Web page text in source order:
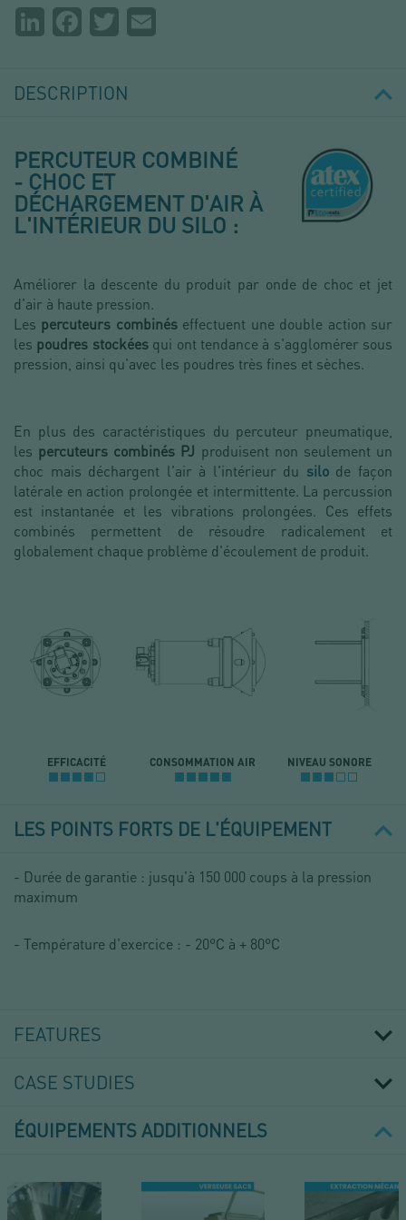
PartagerLinkedInFacebookTwitter
DESCRIPTION
PERCUTEUR COMBINÉ
- CHOC ET
DÉCHARGEMENT D'AIR À
L'INTÉRIEUR DU SILO :
Améliorer la descente du produit par onde de choc et jet
d'air à haute pression.
Les percuteurs combinéseffectuent une double action sur
les poudres stockéesqui ont tendance à s'agglomérer sous
pression, ainsi qu'avec les poudres très fines et sèches.
En plus des caractéristiques du percuteur pneumatique,
les percuteurs combinés PJ produisent non seulement un
choc mais déchargent l'air à l'intérieur du silo de façon
latérale en action prolongée et intermittente. La percussion
est instantanée et les vibrations prolongées. Ces effets
combinés permettent de résoudre radicalement et
globalement chaque problème d'écoulement de produit.
EFFICACITÉ CONSOMMATION AIR NIVEAU SONORE
LES POINTS FORTS DE L'ÉQUIPEMENT
- Durée de garantie : jusqu'à 150 000 coups à la pression
maximum
- Température d'exercice : - 20°C à + 80°C
FEATURES
CASE STUDIES
ÉQUIPEMENTS ADDITIONNELS